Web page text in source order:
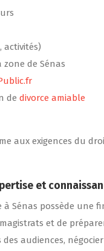
activités)
de Sénas
de divorce amiable
aux exigences du
et
possède une
et de
audiences,